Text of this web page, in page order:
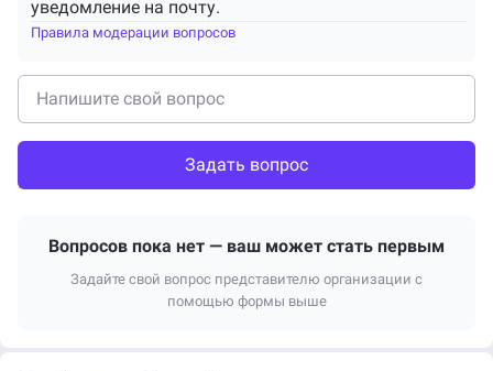
Задать вопрос
уведомление на почту.
Правила модерации вопросов
Вопросов пока нет — ваш может стать первым
Задайте свой вопрос представителю организации с
помощью формы выше